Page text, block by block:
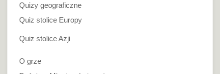
Quizy geograficzne
Quiz stolice Europy
Quiz stolice Azji
O grze